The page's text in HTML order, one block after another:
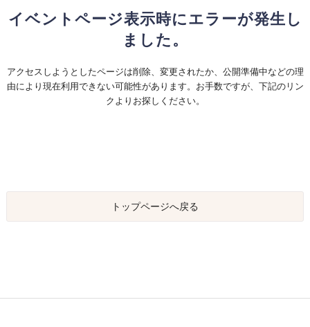
イベントページ表示時にエラーが発生し
ました。
アクセスしようとしたページは削除、変更されたか、公開準備中などの理
由により現在利用できない可能性があります。お手数ですが、下記のリン
クよりお探しください。
トップページへ戻る